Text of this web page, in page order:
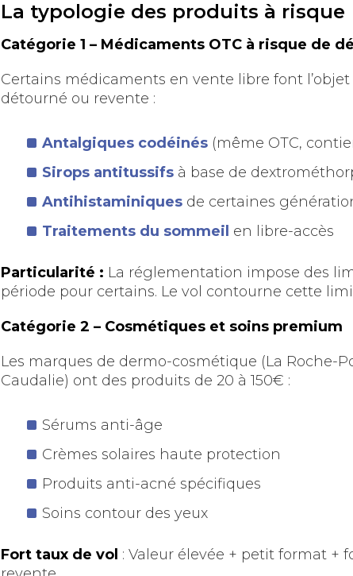
La typologie des produits à risque
Catégorie 1 – Médicaments OTC à risque de
Certains médicaments en vente libre font
détourné ou revente :
Antalgiques codéinés (même OTC,
Sirops antitussifs à base de
Antihistaminiques de certaines
Traitements du sommeil en libre-accès
Particularité : La réglementation impose des
période pour certains. Le vol contourne cette
Catégorie 2 – Cosmétiques et soins premium
Les marques de dermo-cosmétique (La Roche-
Caudalie) ont des produits de 20 à 150€ :
Sérums anti-âge
Crèmes solaires haute protection
Produits anti-acné spécifiques
Soins contour des yeux
Fort taux de vol : Valeur élevée + petit format +